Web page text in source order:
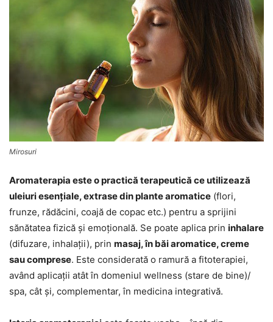
Mirosuri
Aromaterapia este o practică terapeutică ce utilizează
uleiuri esențiale, extrase din plante aromatice (flori,
frunze, rădăcini, coajă de copac etc.) pentru a sprijini
sănătatea fizică și emoțională. Se poate aplica prin inhalare
(difuzare, inhalații), prin masaj, în băi aromatice, creme
sau comprese. Este considerată o ramură a fitoterapiei,
având aplicații atât în domeniul wellness (stare de bine)/
spa, cât și, complementar, în medicina integrativă.